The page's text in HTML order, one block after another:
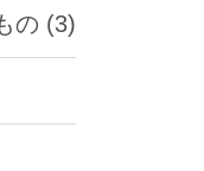
の (3)